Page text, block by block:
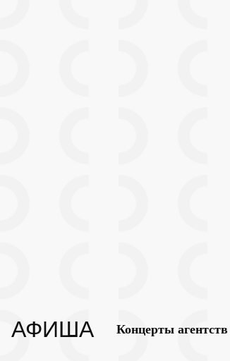
АФИША Концерты агентств